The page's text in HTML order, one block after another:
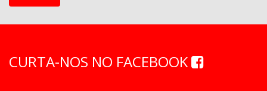
CURTA-NOS NO FACEBOOK